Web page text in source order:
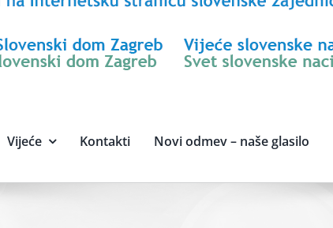
Vijeće Kontakti Novi odmev – naše glasilo